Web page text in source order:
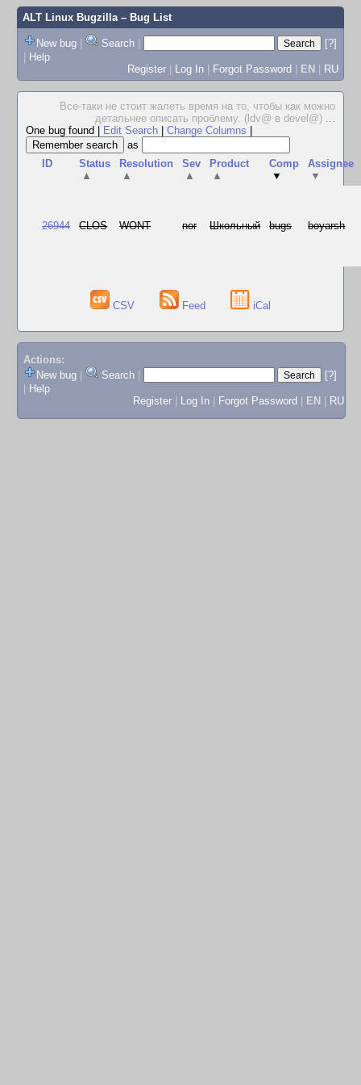
ALT Linux Bugzilla– Bug List
New bug | Search |
[?]
| Help
Register | Log In | Forgot Password | EN | RU
Все-таки не стоит жалеть время на то, чтобы как можно
детальнее описать проблему. (ldv@ в devel@) ...
One bug found
Edit Search Change Columns
as
ID
Status
▲
Resolution
▲
Sev
▲
Product
▲
Comp
▼
Assignee
▼
26944 CLOS WONT nor Школьный bugs boyarsh
CSV Feed iCal
Actions:
New bug
Search
[?]
Help
Register
Log In Forgot Password EN RU